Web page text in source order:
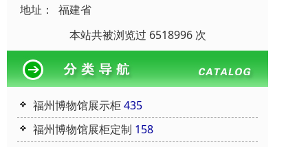
地址：
福建省
本站共被浏览过 6518996 次
福州博物馆展示柜435
福州博物馆展柜定制 158